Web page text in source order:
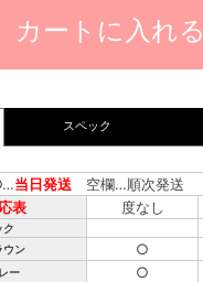
カートに入れる
スペック
当日発送 空欄…順次発送
表
度なし
ク
ウン
○
ー ○